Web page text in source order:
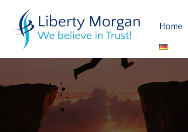
Home